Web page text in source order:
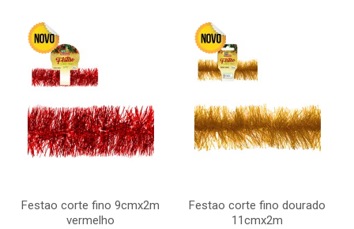
Festao corte fino 9cmx2m
vermelho
Festao corte fino dourado
11cmx2m